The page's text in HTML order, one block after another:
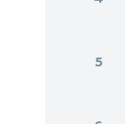
5